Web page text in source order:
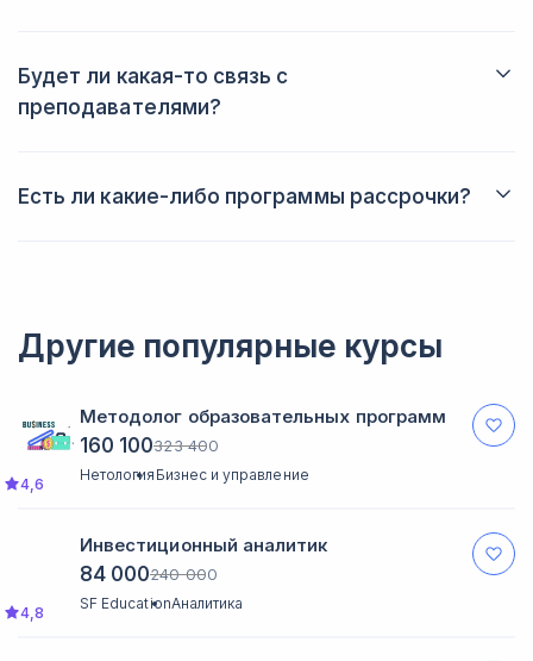
Будет ли какая-то связь с
преподавателями?
Есть ли какие-либо программы рассрочки?
Другие популярные курсы
Методолог образовательных программ
Нетология Бизнес и управление
4,6
160 100323 400
Инвестиционный аналитик
SF EducationАналитика
4,8
84 000240 000